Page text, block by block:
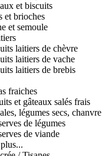
et biscuits
et brioches
et semoule
laitiers de chèvre
laitiers de vache
laitiers de brebis
fraiches
et gâteaux salés frais
légumes secs, chanvre
de légumes
de viande